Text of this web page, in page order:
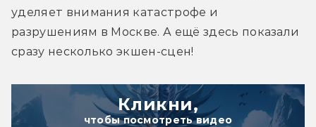
уделяет внимания катастрофе и
разрушениям в Москве. А ещё здесь показали
сразу несколько экшен-сцен!
Кликни,
чтобы посмотреть видео